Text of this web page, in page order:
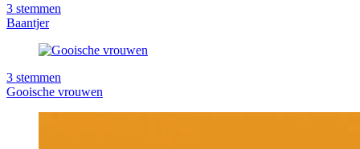
3 stemmen
Baantjer
3 stemmen
Gooische vrouwen